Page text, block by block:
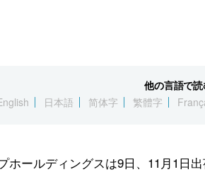
他の言語で
日本語 简体字 繁體字
ホールディングスは9日、11月1日